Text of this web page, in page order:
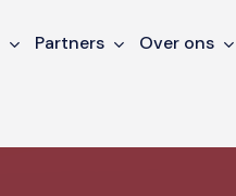
Partners Over ons